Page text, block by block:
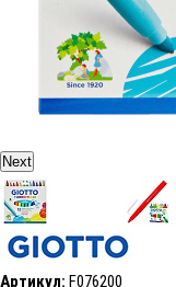
Next
Артикул: F076200